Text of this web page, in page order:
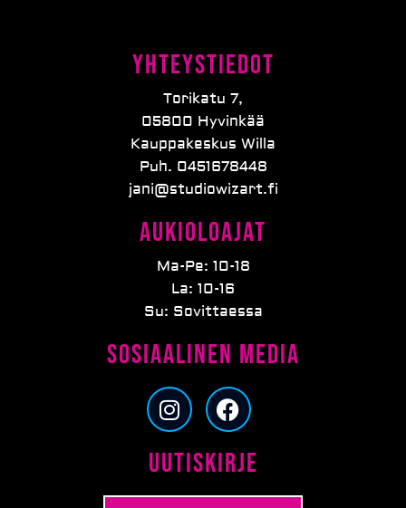
Yhteystiedot
Torikatu 7,
05800 Hyvinkää
Kauppakeskus Willa
Puh. 0451678448
jani@studiowizart.fi
Aukioloajat
Ma-Pe: 10-18
La: 10-16
Su: Sovittaessa
Sosiaalinen media
I
n
t
F
a
e
Uutiskirje